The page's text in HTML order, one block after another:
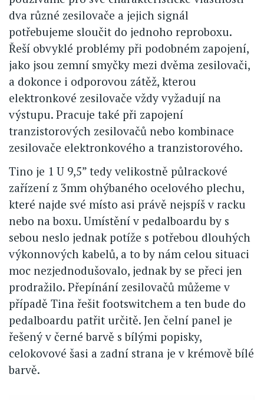
dva různé zesilovače a jejich signál
potřebujeme sloučit do jednoho reproboxu.
Řeší obvyklé problémy při podobném zapojení,
jako jsou zemní smyčky mezi dvěma zesilovači,
a dokonce i odporovou zátěž, kterou
elektronkové zesilovače vždy vyžadují na
výstupu. Pracuje také při zapojení
tranzistorových zesilovačů nebo kombinace
zesilovače elektronkového a tranzistorového.
Tino je 1 U 9,5” tedy velikostně půlrackové
zařízení z 3mm ohýbaného ocelového plechu,
které najde své místo asi právě nejspíš v racku
nebo na boxu. Umístění v pedalboardu by s
sebou neslo jednak potíže s potřebou dlouhých
výkonnových kabelů, a to by nám celou situaci
moc nezjednodušovalo, jednak by se přeci jen
prodražilo. Přepínání zesilovačů můžeme v
případě Tina řešit footswitchem a ten bude do
pedalboardu patřit určitě. Jen čelní panel je
řešený v černé barvě s bílými popisky,
celokovové šasi a zadní strana je v krémově bílé
barvě.